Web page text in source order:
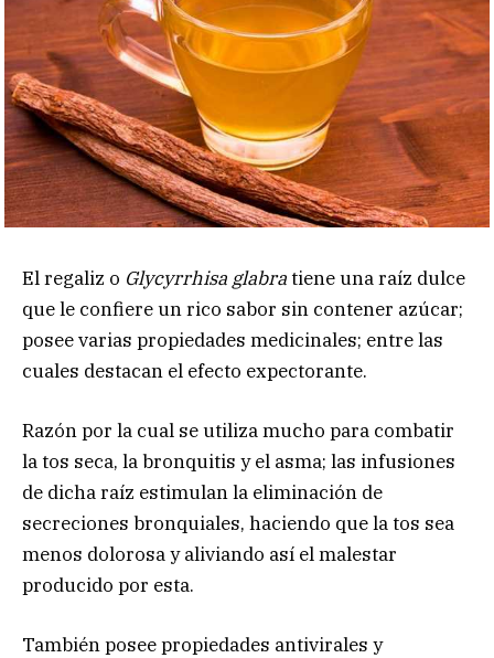
El regaliz o Glycyrrhisa glabratiene una raíz dulce
que le confiere un rico sabor sin contener azúcar;
posee varias propiedades medicinales; entre las
cuales destacan el efecto expectorante.
Razón por la cual se utiliza mucho para combatir
la tos seca, la bronquitis y el asma; las infusiones
de dicha raíz estimulan la eliminación de
secreciones bronquiales, haciendo que la tos sea
menos dolorosa y aliviando así el malestar
producido por esta.
También posee propiedades antivirales y